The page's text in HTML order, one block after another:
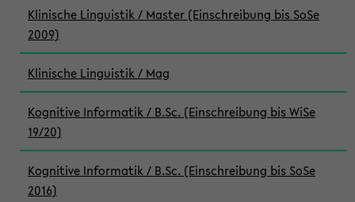
Klinische Linguistik / Master (Einschreibung bis SoSe
2009)
Klinische Linguistik / Mag
Kognitive Informatik / B.Sc. (Einschreibung bis WiSe
19/20)
Kognitive Informatik / B.Sc. (Einschreibung bis SoSe
2016)